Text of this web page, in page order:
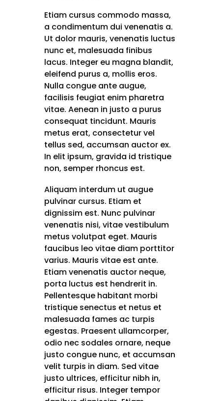
Etiam cursus commodo massa,
a condimentum dui venenatis a.
Ut dolor mauris, venenatis luctus
nunc et, malesuada finibus
lacus. Integer eu magna blandit,
eleifend purus a, mollis eros.
Nulla congue ante augue,
facilisis feugiat enim pharetra
vitae. Aenean in justo a purus
consequat tincidunt. Mauris
metus erat, consectetur vel
tellus sed, accumsan auctor ex.
In elit ipsum, gravida id tristique
non, semper rhoncus est.
Aliquam interdum ut augue
pulvinar cursus. Etiam et
dignissim est. Nunc pulvinar
venenatis nisi, vitae vestibulum
metus volutpat eget. Mauris
faucibus leo vitae diam porttitor
varius. Mauris vitae est ante.
Etiam venenatis auctor neque,
porta luctus est hendrerit in.
Pellentesque habitant morbi
tristique senectus et netus et
malesuada fames ac turpis
egestas. Praesent ullamcorper,
odio nec sodales ornare, neque
justo congue nunc, et accumsan
velit turpis in diam. Sed vitae
justo ultrices, efficitur nibh in,
efficitur risus. Integer tempor